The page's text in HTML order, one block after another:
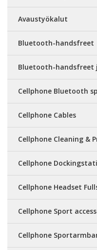
Avaustyökalut
Bluetooth-handsfreet
Bluetooth-handsfreet
Cellphone Bluetooth
Cellphone Cables
Cellphone Cleaning &
Cellphone
Cellphone Headset
Cellphone Sport
Cellphone